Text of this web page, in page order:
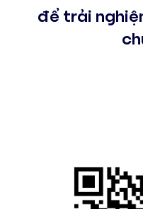
để trải